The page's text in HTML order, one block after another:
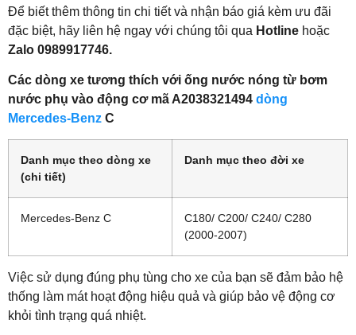
Để biết thêm thông tin chi tiết và nhận báo giá kèm ưu đãi
đặc biệt, hãy liên hệ ngay với chúng tôi qua Hotline hoặc
Zalo 0989917746.
Các dòng xe tương thích với ống nước nóng từ bơm
nước phụ vào động cơ mã A2038321494 dòng
Mercedes-Benz C
Danh mục theo dòng xe
(chi tiết)
Danh mục theo đời xe
Mercedes-Benz C
C180/ C200/ C240/ C280
(2000-2007)
Việc sử dụng đúng phụ tùng cho xe của bạn sẽ đảm bảo hệ
thống làm mát hoạt động hiệu quả và giúp bảo vệ động cơ
khỏi tình trạng quá nhiệt.